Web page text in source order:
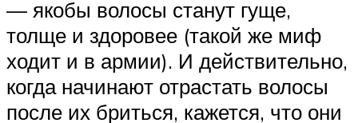
— якобы волосы станут гуще,
толще и здоровее (такой же миф
ходит и в армии). И действительно,
когда начинают отрастать волосы
после их бриться, кажется, что они